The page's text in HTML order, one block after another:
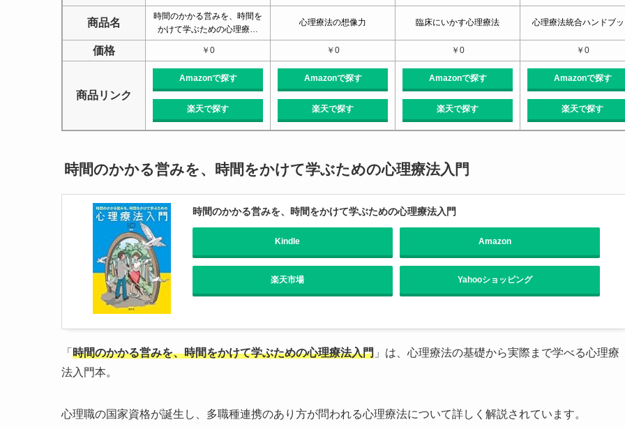
商品名
時間のかかる営みを、時間を
かけて学ぶための心理療…
心理療法の想像力 臨床にいかす心理療法 心理療法統合ハンドブッ
価格 ￥0 ￥0 ￥0 ￥0
商品リンク
Amazonで探す
楽天で探す
Amazonで探す
楽天で探す
Amazonで探す
楽天で探す
Amazonで探す
楽天で探す
時間のかかる営みを、時間をかけて学ぶための心理療法入門
時間のかかる営みを、時間をかけて学ぶための心理療法入門
Kindle Amazon
楽天市場 Yahooショッピング
「 時間のかかる営みを、時間をかけて学ぶための心理療法入門 」は、心理療法の基礎から実際まで学べる心理療
法入門本。
心理職の国家資格が誕生し、多職種連携のあり方が問われる心理療法について詳しく解説されています。